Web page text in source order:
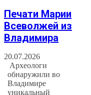
Печати Марии
Всеволжей из
Владимира
20.07.2026
Археологи
обнаружили во
Владимире
уникальный